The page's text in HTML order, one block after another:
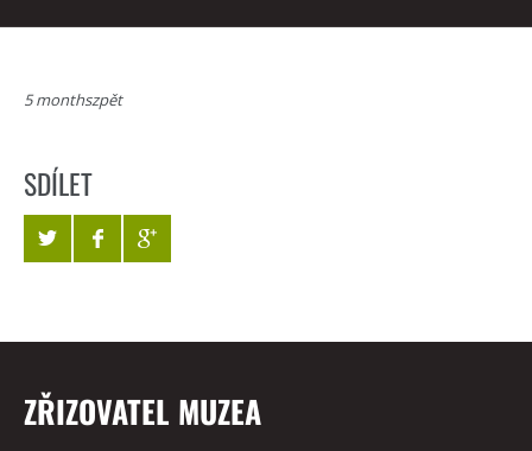
5 monthszpět
SDÍLET
ZŘIZOVATEL MUZEA